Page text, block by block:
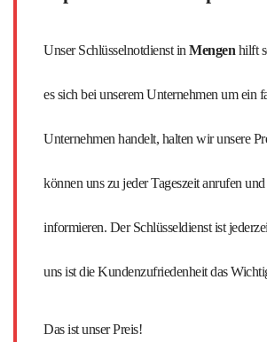
Unser Schlüsselnotdienst in Mengen hilft
es sich bei unserem Unternehmen um ein
Unternehmen handelt, halten wir unsere
können uns zu jeder Tageszeit anrufen
informieren. Der Schlüsseldienst ist
uns ist die Kundenzufriedenheit das
Das ist unser Preis!